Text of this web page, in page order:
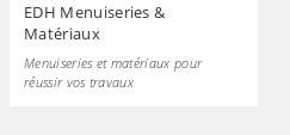
EDH Menuiseries &
Matériaux
Menuiseries et matériaux pour
réussir vos travaux